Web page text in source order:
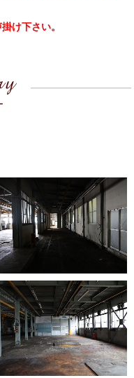
け下さい。